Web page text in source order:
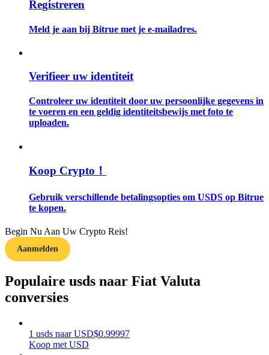
Futures-startgids
Verdienen
Registreren
Meld je aan bij Bitrue met je e-mailadres.
Verifieer uw identiteit
Controleer uw identiteit door uw persoonlijke gegevens in
te voeren en een geldig identiteitsbewijs met foto te
uploaden.
Koop Crypto！
Gebruik verschillende betalingsopties om USDS op Bitrue
te kopen.
Begin Nu Aan Uw Crypto Reis!
Aanmelden
Populaire usds naar Fiat Valuta
conversies
1 usds naar USD$0.99997
Koop met USD